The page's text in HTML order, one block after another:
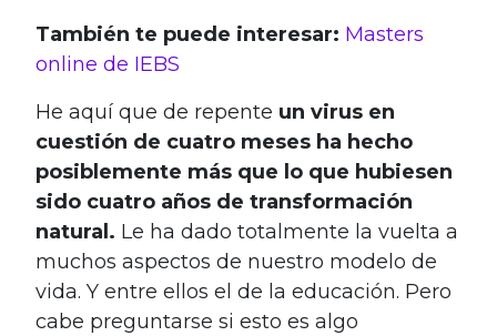
También te puede interesar: Masters
online de IEBS
He aquí que de repente un virus en
cuestión de cuatro meses ha hecho
posiblemente más que lo que hubiesen
sido cuatro años de transformación
natural. Le ha dado totalmente la vuelta a
muchos aspectos de nuestro modelo de
vida. Y entre ellos el de la educación. Pero
cabe preguntarse si esto es algo